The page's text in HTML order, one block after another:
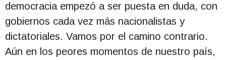
democracia empezó a ser puesta en duda, con
gobiernos cada vez más nacionalistas y
dictatoriales. Vamos por el camino contrario.
Aún en los peores momentos de nuestro país,